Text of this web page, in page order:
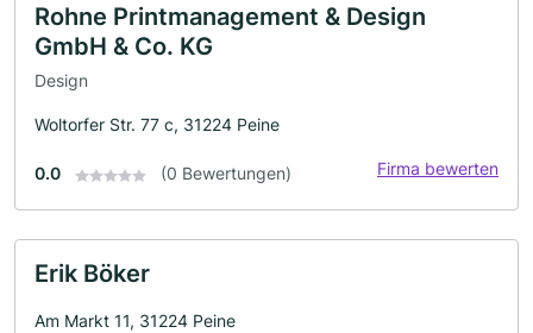
Rohne Printmanagement & Design
GmbH & Co. KG
Design
Woltorfer Str. 77 c, 31224 Peine
0.0 (0 Bewertungen) Firma bewerten
Erik Böker
Am Markt 11, 31224 Peine